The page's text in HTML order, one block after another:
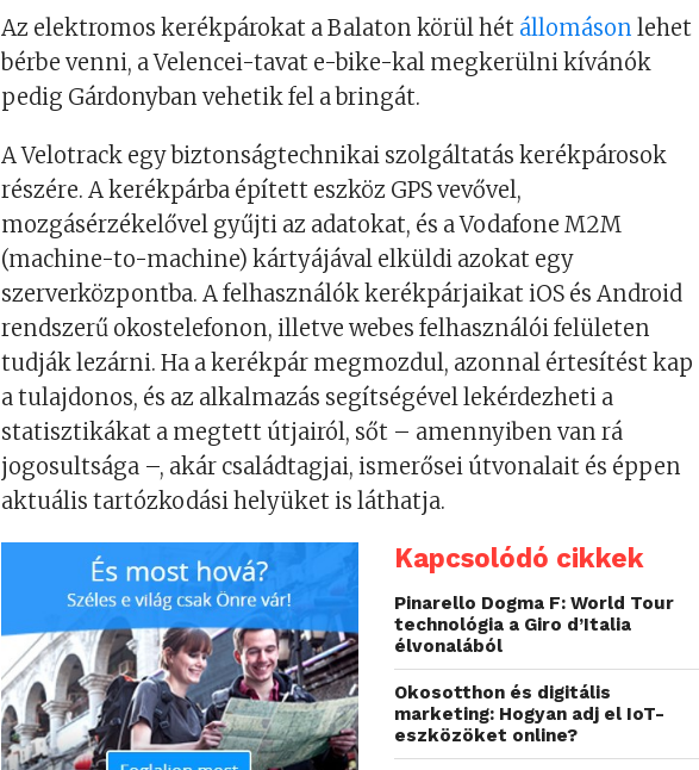
Az elektromos kerékpárokat a Balaton körül hét állomáson lehet
bérbe venni, a Velencei-tavat e-bike-kal megkerülni kívánók
pedig Gárdonyban vehetik fel a bringát.
A Velotrack egy biztonságtechnikai szolgáltatás kerékpárosok
részére. A kerékpárba épített eszköz GPS vevővel,
mozgásérzékelővel gyűjti az adatokat, és a Vodafone M2M
(machine-to-machine) kártyájával elküldi azokat egy
szerverközpontba. A felhasználók kerékpárjaikat iOS és Android
rendszerű okostelefonon, illetve webes felhasználói felületen
tudják lezárni. Ha a kerékpár megmozdul, azonnal értesítést kap
a tulajdonos, és az alkalmazás segítségével lekérdezheti a
statisztikákat a megtett útjairól, sőt – amennyiben van rá
jogosultsága –, akár családtagjai, ismerősei útvonalait és éppen
aktuális tartózkodási helyüket is láthatja.
Kapcsolódó cikkek
Pinarello Dogma F: World Tour
technológia a Giro d’Italia
élvonalából
Okosotthon és digitális
marketing: Hogyan adj el IoT-
eszközöket online?